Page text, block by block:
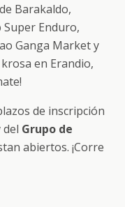
Barakaldo,
Enduro,
Ganga Market y
en Erandio,
de inscripción
del Grupo de
abiertos. ¡Corre